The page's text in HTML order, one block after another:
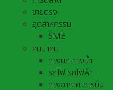
ขายตรง
อุตสาหกรรม
SME
คมนาคม
ทางบก-ทางน้ำ
รถไฟ-รถไฟฟ้า
ทางอากาศ-การบิน